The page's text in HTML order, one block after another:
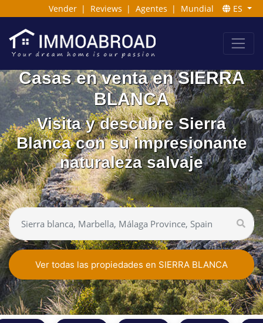
Vender | Reviews | Agentes | Mundial ES
Casas en venta en SIERRA
BLANCA
Visita y descubre Sierra
Blanca con su impresionante
naturaleza salvaje
Ver todas las propiedades en SIERRA BLANCA